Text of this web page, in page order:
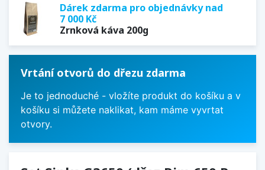
Dárek zdarma pro objednávky nad
7 000 Kč
Zrnková káva 200g
Vrtání otvorů do dřezu zdarma
Je to jednoduché - vložíte produkt do košíku a v
košíku si můžete naklikat, kam máme vyvrtat
otvory.